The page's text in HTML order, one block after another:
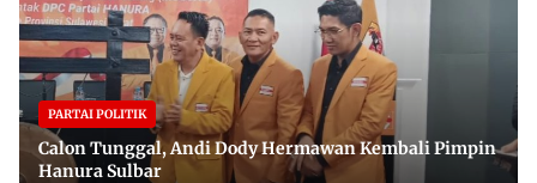
PARTAI POLITIK
Calon Tunggal, Andi Dody Hermawan Kembali Pimpin
Hanura Sulbar